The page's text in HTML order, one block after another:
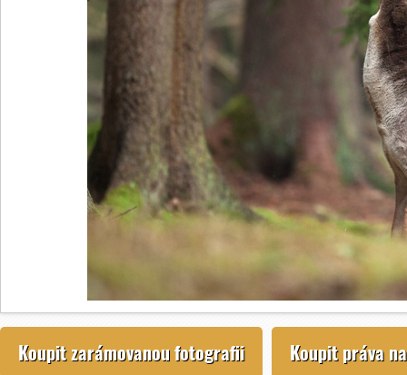
Koupit zarámovanou fotografii Koupit práva